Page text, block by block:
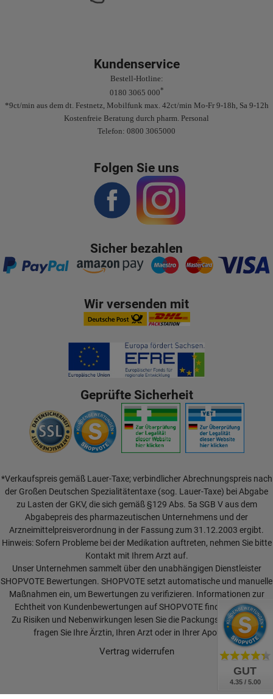
Kundenservice
Bestell-Hotline:
0180 3065 000*
*9ct/min aus dem dt. Festnetz, Mobilfunk max. 42ct/min Mo-Fr 9-18h, Sa 9-12h
Kostenfreie Beratung durch pharm. Personal
Telefon: 0800 3065000
Folgen Sie uns
Sicher bezahlen
Wir versenden mit
Geprüfte Sicherheit
*Verkaufspreis gemäß Lauer-Taxe; verbindlicher Abrechnungspreis nach
der Großen Deutschen Spezialitätentaxe (sog. Lauer-Taxe) bei Abgabe
zu Lasten der GKV, die sich gemäß §129 Abs. 5a SGB V aus dem
Abgabepreis des pharmazeutischen Unternehmens und der
Arzneimittelpreisverordnung in der Fassung zum 31.12.2003 ergibt.
Hinweis: Sofern Probleme bei der Medikation auftreten, nehmen Sie bitte
Kontakt mit Ihrem Arzt auf.
Unser Unternehmen sammelt über den unabhängigen Dienstleister
SHOPVOTE Bewertungen. SHOPVOTE setzt automatische und manuelle
Maßnahmen ein, um Bewertungen zu verifizieren. Informationen zur
Echtheit von Kundenbewertungen auf SHOPVOTE finden Sie hier.
Zu Risiken und Nebenwirkungen lesen Sie die Packungsbeilage und
fragen Sie Ihre Ärztin, Ihren Arzt oder in Ihrer Apotheke.
Vertrag widerrufen
GUT
4.35 / 5.00